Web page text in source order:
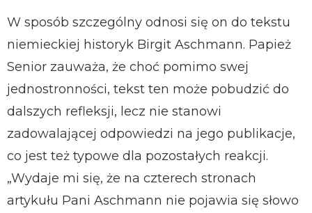
W sposób szczególny odnosi się on do tekstu
niemieckiej historyk Birgit Aschmann. Papież
Senior zauważa, że choć pomimo swej
jednostronności, tekst ten może pobudzić do
dalszych refleksji, lecz nie stanowi
zadowalającej odpowiedzi na jego publikacje,
co jest też typowe dla pozostałych reakcji.
„Wydaje mi się, że na czterech stronach
artykułu Pani Aschmann nie pojawia się słowo